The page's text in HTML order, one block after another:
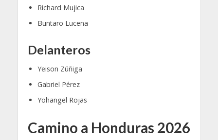
Richard Mujica
Buntaro Lucena
Delanteros
Yeison Zúñiga
Gabriel Pérez
Yohangel Rojas
Camino a Honduras 2026